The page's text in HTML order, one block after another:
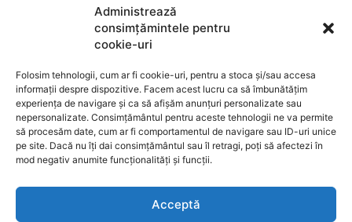
Administrează
consimțămintele pentru
cookie-uri
Folosim tehnologii, cum ar fi cookie-uri, pentru a stoca și/sau accesa
informații despre dispozitive. Facem acest lucru ca să îmbunătățim
experiența de navigare și ca să afișăm anunțuri personalizate sau
nepersonalizate. Consimțământul pentru aceste tehnologii ne va permite
să procesăm date, cum ar fi comportamentul de navigare sau ID-uri unice
pe site. Dacă nu îți dai consimțământul sau îl retragi, poți să afectezi în
mod negativ anumite funcționalități și funcții.
Acceptă
de 70 km/h la Brașov, testat pozitiv pentru
substanțe interzise
SUBSCRIBE
I WANT IN